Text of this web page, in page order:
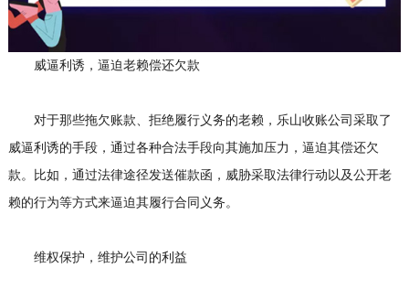
威逼利诱，逼迫老赖偿还欠款
对于那些拖欠账款、拒绝履行义务的老赖，乐山收账公司采取了
威逼利诱的手段，通过各种合法手段向其施加压力，逼迫其偿还欠
款。比如，通过法律途径发送催款函，威胁采取法律行动以及公开老
赖的行为等方式来逼迫其履行合同义务。
维权保护，维护公司的利益